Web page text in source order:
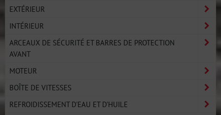
EXTÉRIEUR
INTÉRIEUR
ARCEAUX DE SÉCURITÉ ET BARRES DE PROTECTION
AVANT
MOTEUR
BOÎTE DE VITESSES
REFROIDISSEMENT D'EAU ET D'HUILE